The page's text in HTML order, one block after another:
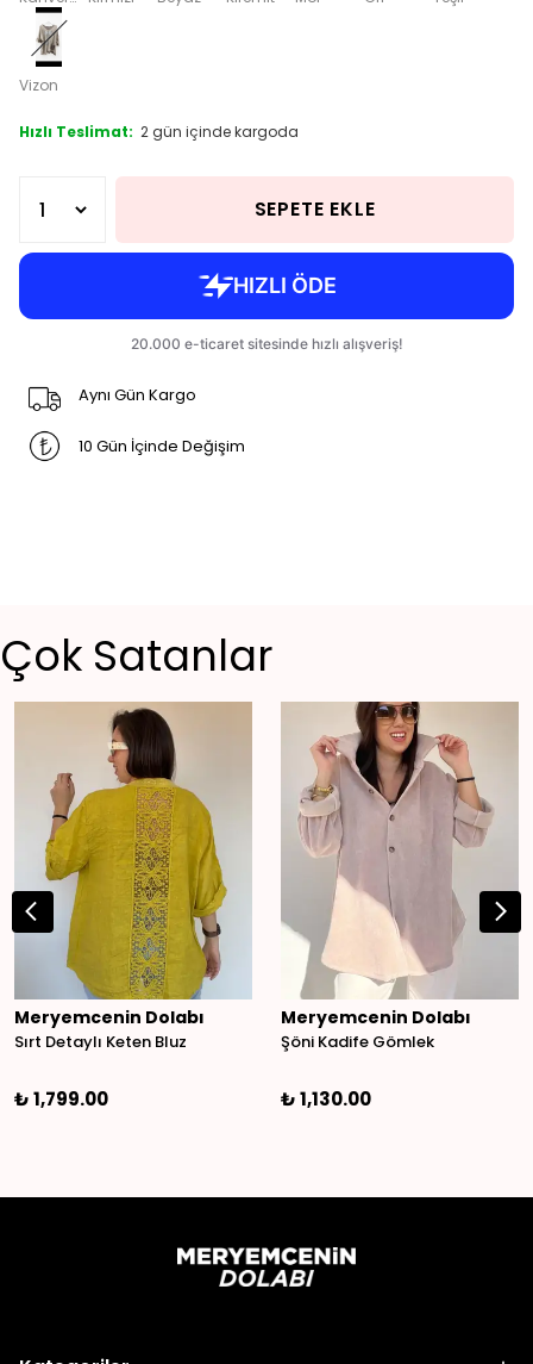
Vizon
Hızlı Teslimat: 2 gün içinde kargoda
SEPETE EKLE
Aynı Gün Kargo
10 Gün İçinde Değişim
Çok Satanlar
Meryemcenin Dolabı
Sırt Detaylı Keten Bluz
₺ 1,799.00
Meryemcenin Dolabı
Şöni Kadife Gömlek
₺ 1,130.00